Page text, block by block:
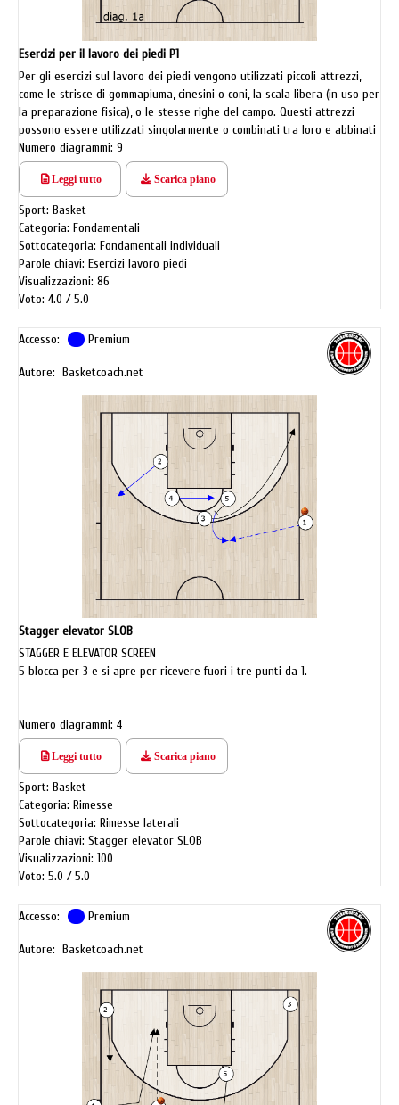
Esercizi per il lavoro dei piedi P1
Per gli esercizi sul lavoro dei piedi vengono utilizzati piccoli attrezzi,
come le strisce di gommapiuma, cinesini o coni, la scala libera (in uso per
la preparazione fisica), o le stesse righe del campo. Questi attrezzi
possono essere utilizzati singolarmente o combinati tra loro e abbinati
anche all’uso della palla.
Numero diagrammi: 9
Leggi tutto Scarica piano
Sport: Basket
Categoria: Fondamentali
Sottocategoria: Fondamentali individuali
Parole chiavi: Esercizi lavoro piedi
Visualizzazioni: 86
Voto: 4.0
5.0
Accesso: Premium
Autore: Basketcoach.net
Stagger elevator SLOB
STAGGER E ELEVATOR SCREEN
5 blocca per 3 e si apre per ricevere fuori i tre punti da 1.
Numero diagrammi: 4
Leggi tutto Scarica piano
Sport: Basket
Categoria: Rimesse
Sottocategoria: Rimesse laterali
Parole chiavi: Stagger elevator SLOB
Visualizzazioni: 100
Voto: 5.0
5.0
Accesso: Premium
Autore: Basketcoach.net